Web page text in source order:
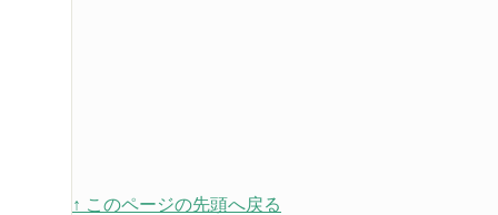
↑ このページの先頭へ戻る